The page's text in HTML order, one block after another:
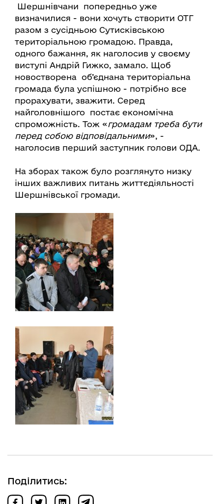
Шершнівчани попередньо уже
визначилися - вони хочуть створити ОТГ
разом з сусідньою Сутисківською
територіальною громадою. Правда,
одного бажання, як наголосив у своєму
виступі Андрій Гижко, замало. Щоб
новостворена об’єднана територіальна
громада була успішною - потрібно все
прорахувати, зважити. Серед
найголовнішого постає економічна
спроможність. Тож « громадам треба бути
перед собою відповідальними», -
наголосив перший заступник голови ОДА.
На зборах також було розглянуто низку
інших важливих питань життєдіяльності
Шершнівської громади.
Поділитись: